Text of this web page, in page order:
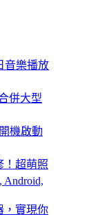
音樂播放
併大型
機啟動
！超萌照
Android,
，實現你